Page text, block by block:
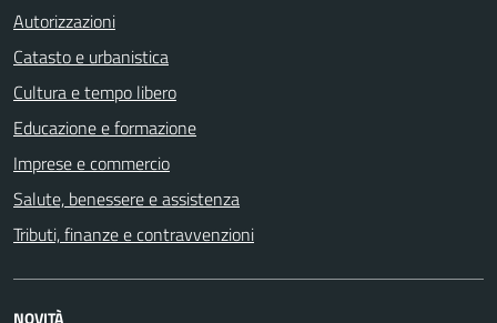
Autorizzazioni
Catasto e urbanistica
Cultura e tempo libero
Educazione e formazione
Imprese e commercio
Salute, benessere e assistenza
Tributi, finanze e contravvenzioni
NOVITÀ